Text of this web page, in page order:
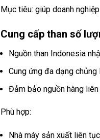
Mục tiêu: giúp doanh nghiệp
Cung cấp than số
Nguồn than Indonesia
Cung ứng đa dạng
Đảm bảo nguồn hàng
Phù hợp:
Nhà máy sản xuất liên tục